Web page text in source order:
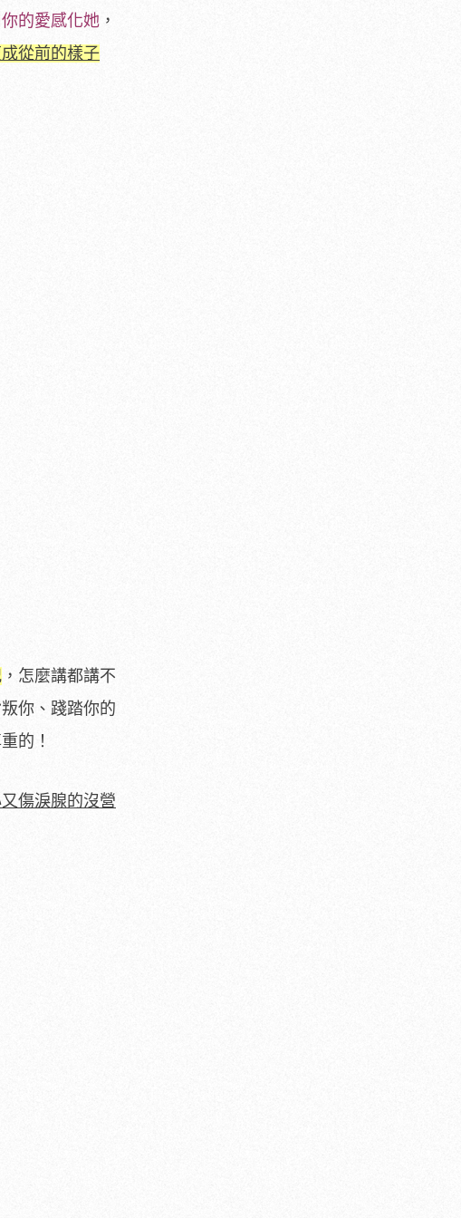
的愛感化她 ，
從前的樣子
，怎麼講都講不
你、踐踏你的
的！
傷淚腺的沒營